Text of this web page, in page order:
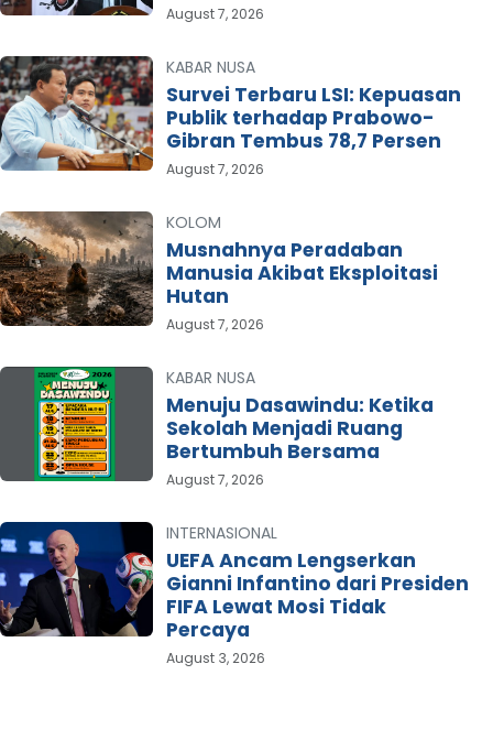
August 7, 2026
KABAR NUSA
Survei Terbaru LSI: Kepuasan
Publik terhadap Prabowo-
Gibran Tembus 78,7 Persen
August 7, 2026
KOLOM
Musnahnya Peradaban
Manusia Akibat Eksploitasi
Hutan
August 7, 2026
KABAR NUSA
Menuju Dasawindu: Ketika
Sekolah Menjadi Ruang
Bertumbuh Bersama
August 7, 2026
INTERNASIONAL
UEFA Ancam Lengserkan
Gianni Infantino dari Presiden
FIFA Lewat Mosi Tidak
Percaya
August 3, 2026